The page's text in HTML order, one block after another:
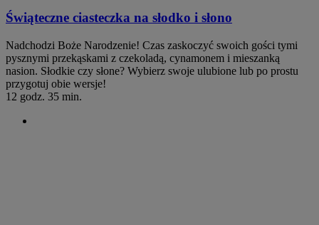
Świąteczne ciasteczka na słodko i słono
Nadchodzi Boże Narodzenie! Czas zaskoczyć swoich gości tymi
pysznymi przekąskami z czekoladą, cynamonem i mieszanką
nasion. Słodkie czy słone? Wybierz swoje ulubione lub po prostu
przygotuj obie wersje!
12 godz. 35 min.